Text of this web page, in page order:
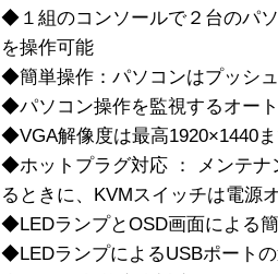
◆１組のコンソールで２台のパ
を操作可能
◆簡単操作：パソコンはプッシ
◆パソコン操作を監視するオー
◆VGA解像度は最高1920×1440
◆ホットプラグ対応 ： メンテナ
るときに、KVMスイッチは電源
◆LEDランプとOSD画面による
◆LEDランプによるUSBポート